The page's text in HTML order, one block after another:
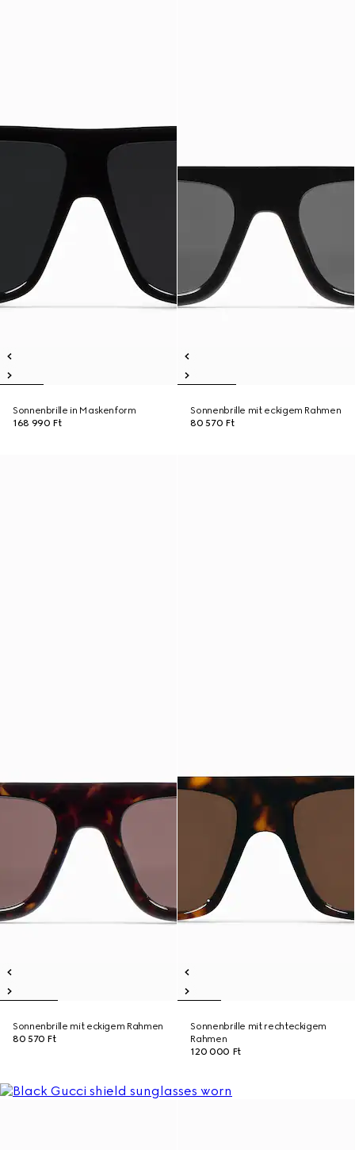
Sonnenbrille in Maskenform
168 990 Ft
Sonnenbrille mit eckigem Rahmen
80 570 Ft
Sonnenbrille mit eckigem Rahmen
80 570 Ft
Sonnenbrille mit rechteckigem
Rahmen
120 000 Ft